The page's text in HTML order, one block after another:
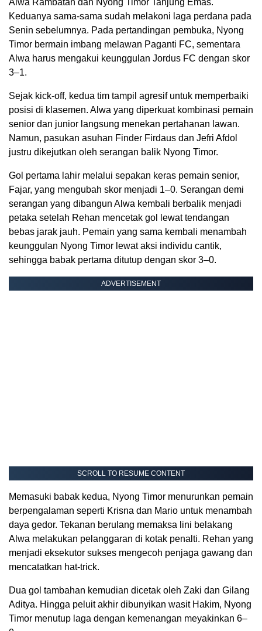
Keduanya sama-sama sudah melakoni laga perdana pada
Senin sebelumnya. Pada pertandingan pembuka, Nyong
Timor bermain imbang melawan Paganti FC, sementara
Alwa harus mengakui keunggulan Jordus FC dengan skor
3–1.
Sejak kick-off, kedua tim tampil agresif untuk memperbaiki
posisi di klasemen. Alwa yang diperkuat kombinasi pemain
senior dan junior langsung menekan pertahanan lawan.
Namun, pasukan asuhan Finder Firdaus dan Jefri Afdol
justru dikejutkan oleh serangan balik Nyong Timor.
Gol pertama lahir melalui sepakan keras pemain senior,
Fajar, yang mengubah skor menjadi 1–0. Serangan demi
serangan yang dibangun Alwa kembali berbalik menjadi
petaka setelah Rehan mencetak gol lewat tendangan
bebas jarak jauh. Pemain yang sama kembali menambah
keunggulan Nyong Timor lewat aksi individu cantik,
sehingga babak pertama ditutup dengan skor 3–0.
ADVERTISEMENT
SCROLL TO RESUME CONTENT
Memasuki babak kedua, Nyong Timor menurunkan pemain
berpengalaman seperti Krisna dan Mario untuk menambah
daya gedor. Tekanan berulang memaksa lini belakang
Alwa melakukan pelanggaran di kotak penalti. Rehan yang
menjadi eksekutor sukses mengecoh penjaga gawang dan
mencatatkan hat-trick.
Dua gol tambahan kemudian dicetak oleh Zaki dan Gilang
Aditya. Hingga peluit akhir dibunyikan wasit Hakim, Nyong
Timor menutup laga dengan kemenangan meyakinkan 6–